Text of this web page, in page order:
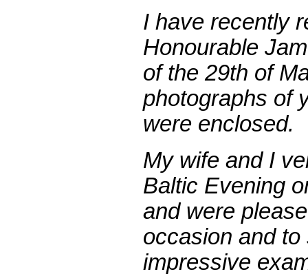
I have recently
Honourable
of the 29th of
photographs of
were enclosed.
My wife andI
Baltic Evening
and were
occasion andto
impressive